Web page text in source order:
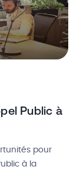
Public à
pour
à la